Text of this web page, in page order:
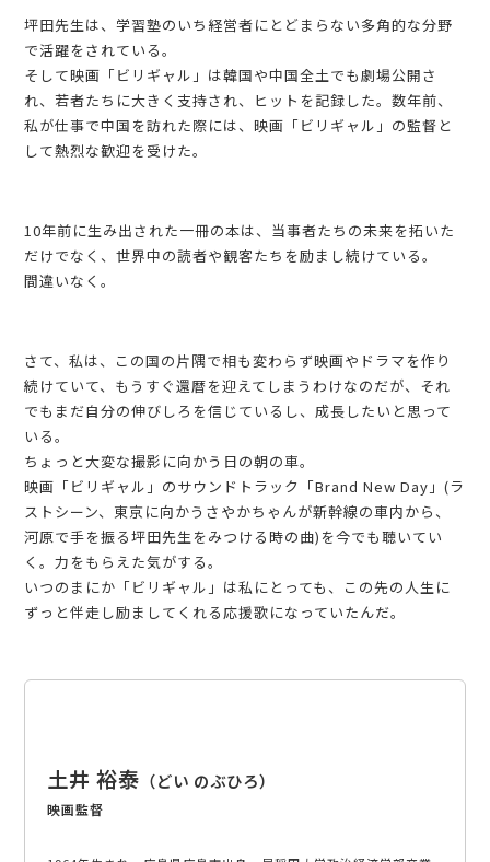
坪田先生は、学習塾のいち経営者にとどまらない多角的な分野
で活躍をされている。
そして映画「ビリギャル」は韓国や中国全土でも劇場公開さ
れ、若者たちに大きく支持され、ヒットを記録した。数年前、
私が仕事で中国を訪れた際には、映画「ビリギャル」の監督と
して熱烈な歓迎を受けた。
10年前に生み出された一冊の本は、当事者たちの未来を拓いた
だけでなく、世界中の読者や観客たちを励まし続けている。
間違いなく。
さて、私は、この国の片隅で相も変わらず映画やドラマを作り
続けていて、もうすぐ還暦を迎えてしまうわけなのだが、それ
でもまだ自分の伸びしろを信じているし、成長したいと思って
いる。
ちょっと大変な撮影に向かう日の朝の車。
映画「ビリギャル」のサウンドトラック「Brand New Day」(ラ
ストシーン、東京に向かうさやかちゃんが新幹線の車内から、
河原で手を振る坪田先生をみつける時の曲)を今でも聴いてい
く。力をもらえた気がする。
いつのまにか「ビリギャル」は私にとっても、この先の人生に
ずっと伴走し励ましてくれる応援歌になっていたんだ。
土井 裕泰 どい のぶひろ
映画監督